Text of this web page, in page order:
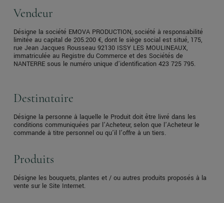
Vendeur
Désigne la société EMOVA PRODUCTION, société à responsabilité
limitée au capital de 205.200 €, dont le siège social est situé, 175,
rue Jean Jacques Rousseau 92130 ISSY LES MOULINEAUX,
immatriculée au Registre du Commerce et des Sociétés de
NANTERRE sous le numéro unique d’identification 423 725 795.
Destinataire
Désigne la personne à laquelle le Produit doit être livré dans les
conditions communiquées par l’Acheteur, selon que l’Acheteur le
commande à titre personnel ou qu’il l’offre à un tiers.
Produits
Désigne les bouquets, plantes et / ou autres produits proposés à la
vente sur le Site Internet.